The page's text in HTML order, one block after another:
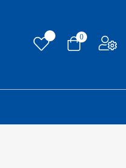
0